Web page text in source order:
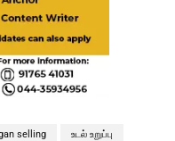
selling உடல் உறுப்பு